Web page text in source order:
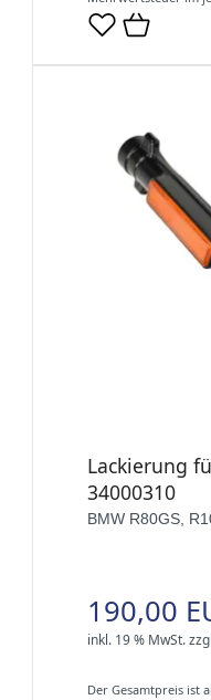
Lackierung
34000310
BMW R80GS,
190,00
inkl. 19 % MwSt.
Der Gesamtpreis ist